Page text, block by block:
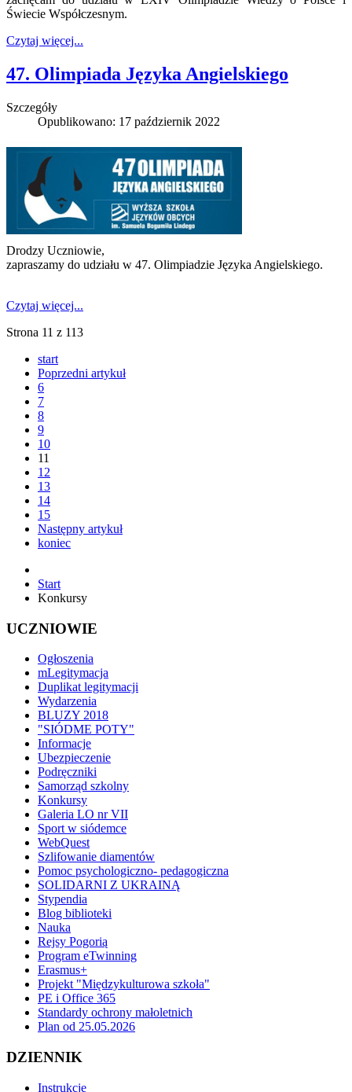
Świecie Współczesnym.
Czytaj więcej...
47. Olimpiada Języka Angielskiego
Szczegóły
Opublikowano: 17 październik 2022
Drodzy Uczniowie,
zapraszamy do udziału w 47. Olimpiadzie Języka Angielskiego.
Czytaj więcej...
Strona 11 z 113
start
Poprzedni artykuł
6
7
8
9
10
11
12
13
14
15
Następny artykuł
koniec
Start
Konkursy
UCZNIOWIE
Ogłoszenia
mLegitymacja
Duplikat legitymacji
Wydarzenia
BLUZY 2018
"SIÓDME POTY"
Informacje
Ubezpieczenie
Podręczniki
Samorząd szkolny
Konkursy
Galeria LO nr VII
Sport w siódemce
WebQuest
Szlifowanie diamentów
Pomoc psychologiczno- pedagogiczna
SOLIDARNI Z UKRAINĄ
Stypendia
Blog biblioteki
Nauka
Rejsy Pogorią
Program eTwinning
Erasmus+
Projekt "Międzykulturowa szkoła"
PE i Office 365
Standardy ochrony małoletnich
Plan od 25.05.2026
DZIENNIK
Instrukcje